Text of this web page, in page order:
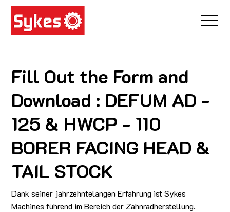
Fill Out the Form and
Download : DEFUM AD -
125 & HWCP - 110
BORER FACING HEAD &
TAIL STOCK
Dank seiner jahrzehntelangen Erfahrung ist Sykes
Machines führend im Bereich der Zahnradherstellung.